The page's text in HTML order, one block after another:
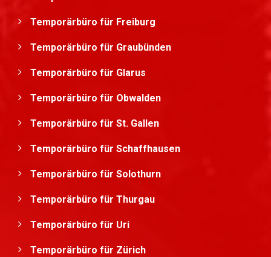
Temporärbüro für Freiburg
Temporärbüro für Graubünden
Temporärbüro für Glarus
Temporärbüro für Obwalden
Temporärbüro für St. Gallen
Temporärbüro für Schaffhausen
Temporärbüro für Solothurn
Temporärbüro für Thurgau
Temporärbüro für Uri
Temporärbüro für Zürich